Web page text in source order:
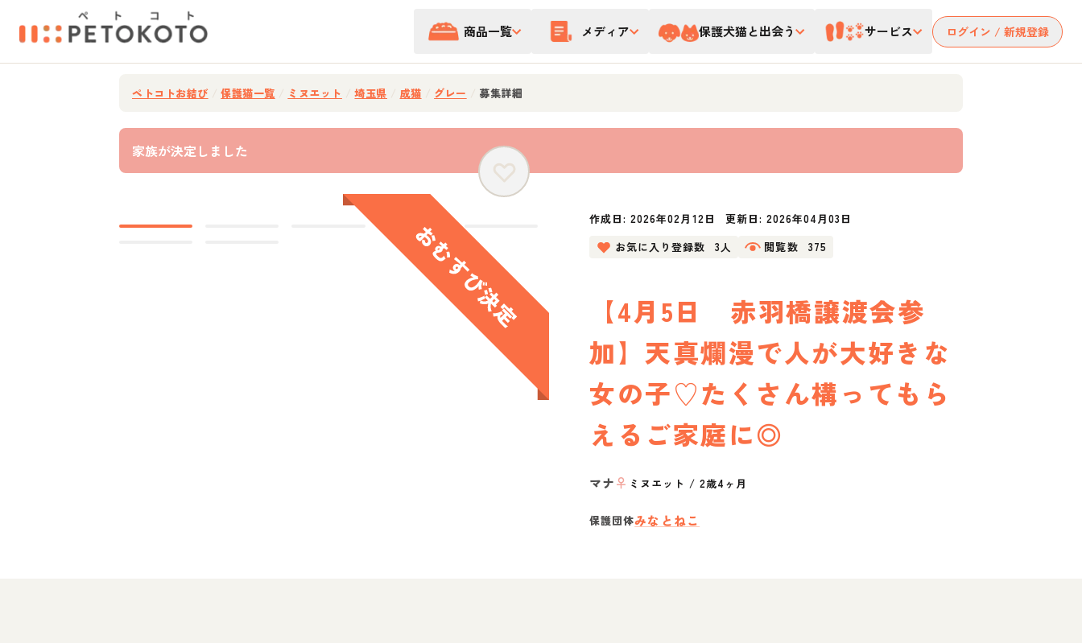
商品一覧 メディア 保護犬猫と出会う サービス ログイン / 新規登録
ペトコトお結び 保護猫一覧 ミヌエット 埼玉県 成猫 グレー 募集詳細
家族が決定しました
作成日:2026年02月12日 更新日: 2026年04月03日
お気に入り登録数
3人 閲覧数 375
【4月5日 赤羽橋譲渡会参
加】天真爛漫で人が大好きな
女の子♡たくさん構ってもら
えるご家庭に◎
マナ♀ ミヌエット / 2歳4ヶ月
保護団体みなとねこ